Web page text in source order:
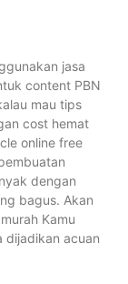
jasa
content PBN
mau tips
cost hemat
online free
dengan
bagus. Akan
Kamu
dijadikan acuan